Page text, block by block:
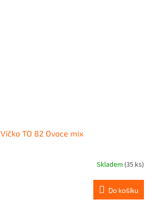
Víčko TO 82 Ovoce mix
Skladem (35 ks)
Do košíku